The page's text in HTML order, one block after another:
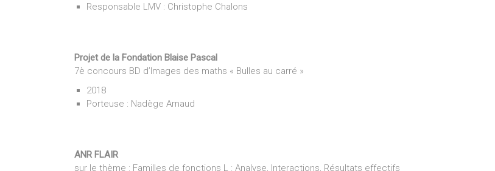
Responsable LMV : Christophe Chalons
Projet de la Fondation Blaise Pascal
7è concours BD d’Images des maths « Bulles au carré »
2018
Porteuse : Nadège Arnaud
ANR FLAIR
sur le thème : Familles de fonctions L : Analyse, Interactions, Résultats effectifs